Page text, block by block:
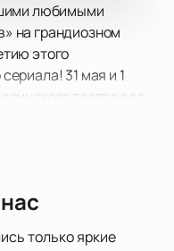
любимыми
на грандиозном
этого
31 мая и 1
театра вас
путешествие,
от талантливого
Ланды и Сергея
только яркие